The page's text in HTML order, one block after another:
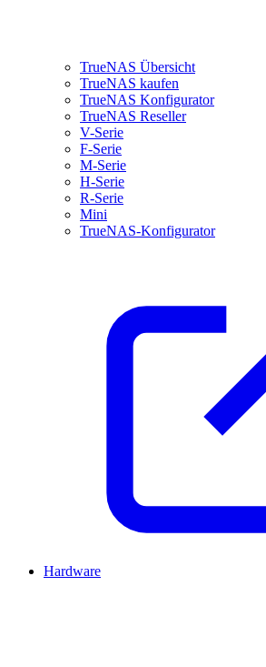
TrueNAS Übersicht
TrueNAS kaufen
TrueNAS Konfigurator
TrueNAS Reseller
V-Serie
F-Serie
M-Serie
H-Serie
R-Serie
Mini
TrueNAS-Konfigurator
Hardware